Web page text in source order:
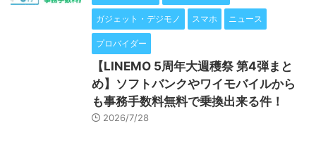
ガジェット・デジモノ スマホ ニュース
プロバイダー
【LINEMO 5周年大週穫祭 第4弾まと
め】ソフトバンクやワイモバイルから
も事務手数料無料で乗換出来る件！
2026/7/28